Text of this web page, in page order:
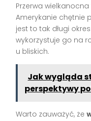
Przerwa
Amerykanie chętnie
jest to tak długi
wykorzystuje go na
u bliskich.
Jak wygląda
perspektywy
Warto zauważyć, że